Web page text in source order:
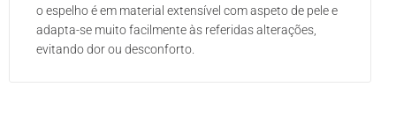
o espelho é em material extensível com aspeto de pele e
adapta-se muito facilmente às referidas alterações,
evitando dor ou desconforto.